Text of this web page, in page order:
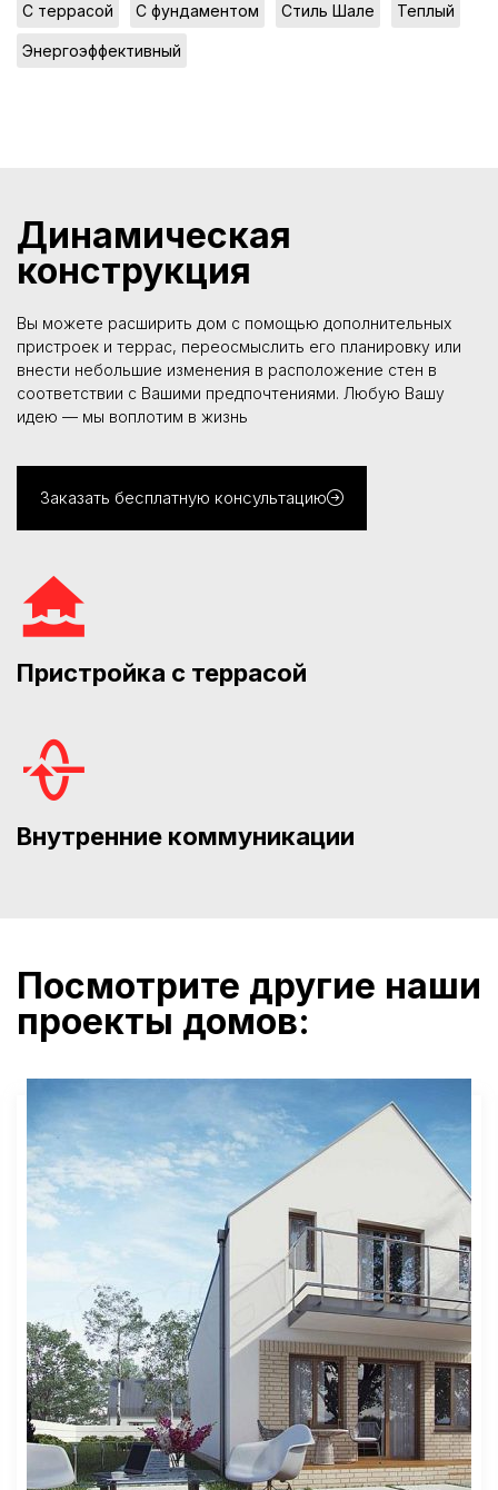
С террасой С фундаментом Стиль Шале Теплый
Энергоэффективный
Динамическая
конструкция
Вы можете расширить дом с помощью дополнительных
пристроек и террас, переосмыслить его планировку или
внести небольшие изменения в расположение стен в
соответствии с Вашими предпочтениями. Любую Вашу
идею — мы воплотим в жизнь
Заказать бесплатную консультацию
Пристройка с террасой
Внутренние коммуникации
Посмотрите другие наши
проекты домов: